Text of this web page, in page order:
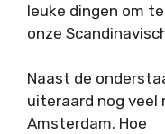
leuke dingen om
onze
Naast de
uiteraard nog veel
Amsterdam. Hoe